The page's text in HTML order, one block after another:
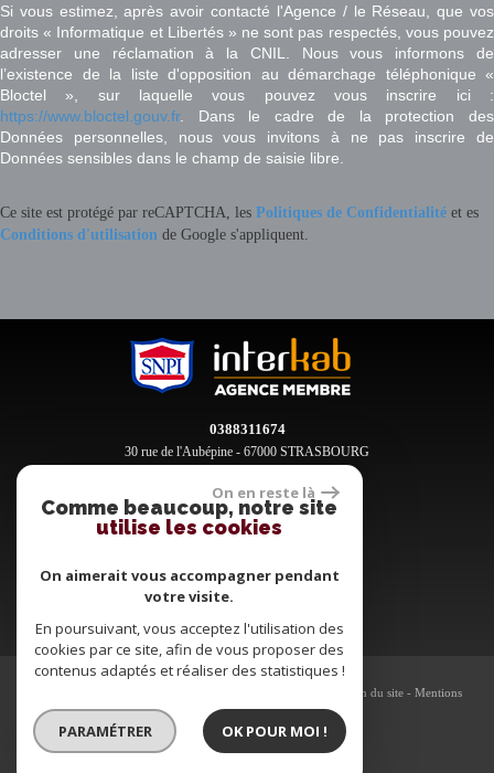
Si vous estimez, après avoir contacté l'Agence / le Réseau, que vos
droits « Informatique et Libertés » ne sont pas respectés, vous pouvez
adresser une réclamation à la CNIL. Nous vous informons de
l’existence de la liste d'opposition au démarchage téléphonique «
Bloctel », sur laquelle vous pouvez vous inscrire ici :
https://www.bloctel.gouv.fr. Dans le cadre de la protection des
Données personnelles, nous vous invitons à ne pas inscrire de
Données sensibles dans le champ de saisie libre.
Ce site est protégé par reCAPTCHA, les Politiques de Confidentialité et es
Conditions d'utilisation de Google s'appliquent.
0388311674
30 rue de l'Aubépine - 67000 STRASBOURG
Espace propriétaires
Plan du site - Mentions
légales-Nos honoraires-Partenaires -Admin
On en reste là
Comme beaucoup, notre site
utilise les cookies
On aimerait vous accompagner pendant
votre visite.
En poursuivant, vous acceptez l'utilisation des
cookies par ce site, afin de vous proposer des
contenus adaptés et réaliser des statistiques !
PARAMÉTRER OK POUR MOI !